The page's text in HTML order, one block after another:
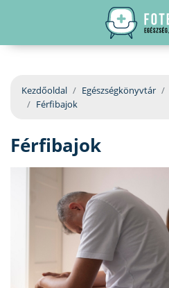
EGÉSZSÉGKÖNYVTÁR
BETEGSÉGKALAUZ
ÜGYELETKERESŐ
ORVOS VÁLASZOL
ORVOSKERESŐ
Kezdőoldal Egészségkönyvtár
Férfibajok
Férfibajok